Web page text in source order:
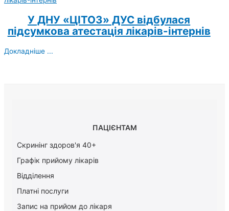
У ДНУ «ЦІТОЗ» ДУС відбулася
підсумкова атестація лікарів-інтернів
Докладніше ...
ПАЦІЄНТАМ
Скринінг здоров'я 40+
Графік прийому лікарів
Відділення
Платні послуги
Запис на прийом до лікаря